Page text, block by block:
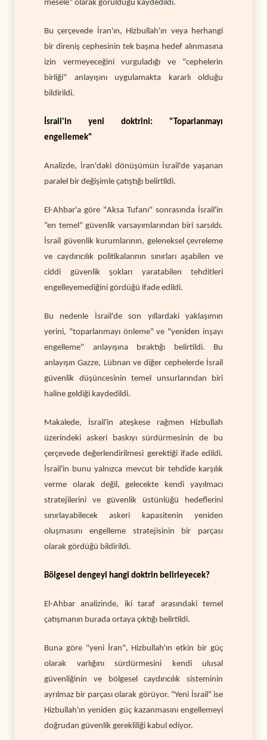
mesele” olarak görüldüğü kaydedildi.
Bu çerçevede İran'ın, Hizbullah'ın veya herhangi
bir direniş cephesinin tek başına hedef alınmasına
izin vermeyeceğini vurguladığı ve "cephelerin
birliği" anlayışını uygulamakta kararlı olduğu
bildirildi.
İsrail'in yeni doktrini: "Toparlanmayı
engellemek"
Analizde, İran'daki dönüşümün İsrail'de yaşanan
paralel bir değişimle çatıştığı belirtildi.
El-Ahbar'a göre "Aksa Tufanı" sonrasında İsrail'in
“en temel” güvenlik varsayımlarından biri sarsıldı.
İsrail güvenlik kurumlarının, geleneksel çevreleme
ve caydırıcılık politikalarının sınırları aşabilen ve
ciddi güvenlik şokları yaratabilen tehditleri
engelleyemediğini gördüğü ifade edildi.
Bu nedenle İsrail'de son yıllardaki yaklaşımın
yerini, "toparlanmayı önleme" ve "yeniden inşayı
engelleme" anlayışına bıraktığı belirtildi. Bu
anlayışın Gazze, Lübnan ve diğer cephelerde İsrail
güvenlik düşüncesinin temel unsurlarından biri
haline geldiği kaydedildi.
Makalede, İsrail'in ateşkese rağmen Hizbullah
üzerindeki askeri baskıyı sürdürmesinin de bu
çerçevede değerlendirilmesi gerektiği ifade edildi.
İsrail'in bunu yalnızca mevcut bir tehdide karşılık
verme olarak değil, gelecekte kendi yayılmacı
stratejilerini ve güvenlik üstünlüğü hedeflerini
sınırlayabilecek askeri kapasitenin yeniden
oluşmasını engelleme stratejisinin bir parçası
olarak gördüğü bildirildi.
Bölgesel dengeyi hangi doktrin belirleyecek?
El-Ahbar analizinde, iki taraf arasındaki temel
çatışmanın burada ortaya çıktığı belirtildi.
Buna göre "yeni İran", Hizbullah'ın etkin bir güç
olarak varlığını sürdürmesini kendi ulusal
güvenliğinin ve bölgesel caydırıcılık sisteminin
ayrılmaz bir parçası olarak görüyor. "Yeni İsrail" ise
Hizbullah'ın yeniden güç kazanmasını engellemeyi
doğrudan güvenlik gerekliliği kabul ediyor.